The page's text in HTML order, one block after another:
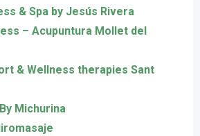
& Spa by Jesús Rivera
– Acupuntura Mollet del
& Wellness therapies Sant
Michurina